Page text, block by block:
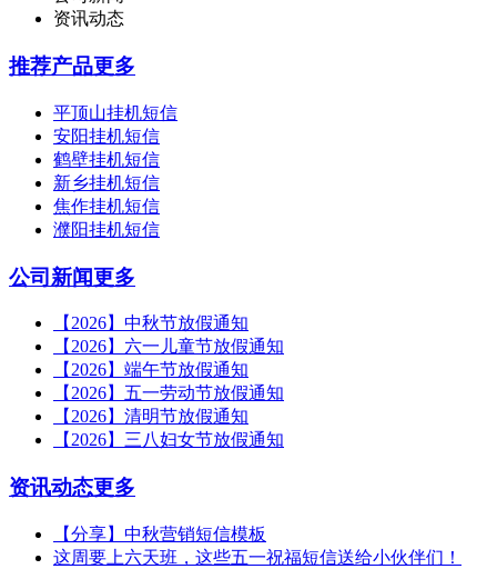
资讯动态
推荐产品更多
平顶山挂机短信
安阳挂机短信
鹤壁挂机短信
新乡挂机短信
焦作挂机短信
濮阳挂机短信
公司新闻更多
【2026】中秋节放假通知
【2026】六一儿童节放假通知
【2026】端午节放假通知
【2026】五一劳动节放假通知
【2026】清明节放假通知
【2026】三八妇女节放假通知
资讯动态更多
【分享】中秋营销短信模板
这周要上六天班，这些五一祝福短信送给小伙伴们！